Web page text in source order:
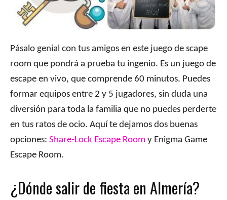
Pásalo genial con tus amigos en este juego de scape
room que pondrá a prueba tu ingenio. Es un juego de
escape en vivo, que comprende 60 minutos. Puedes
formar equipos entre 2 y 5 jugadores, sin duda una
diversión para toda la familia que no puedes perderte
en tus ratos de ocio. Aquí te dejamos dos buenas
opciones: Share-Lock Escape Room y Enigma Game
Escape Room.
¿Dónde salir de fiesta en Almería?